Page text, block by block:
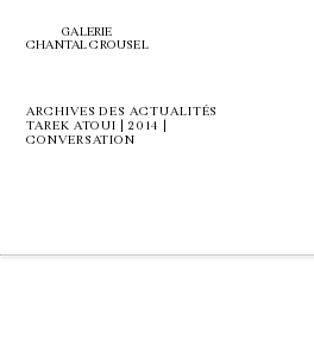
GALERIE
CHANTAL CROUSEL
ARCHIVES DES ACTUALITÉS
TAREK ATOUI | 2014 |
CONVERSATION